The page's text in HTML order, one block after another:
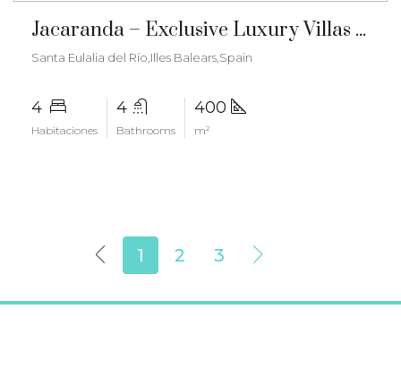
Jacaranda – Exclusive Luxury Villas in Talamanca, Jesús – gz-2576
Santa Eulalia del Río,Illes Balears,Spain
4
Habitaciones
4
Bathrooms
400
m²
1 2 3